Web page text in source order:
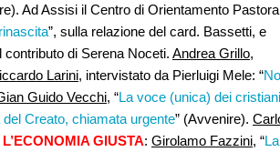
Ad Assisi il Centro di Orientamento
”, sulla relazione del card. Bassetti, e
contributo di Serena Noceti. Andrea Grillo,
Larini, intervistato da Pierluigi Mele: “
Guido Vecchi, “La voce (unica) dei cristiani
del Creato, chiamata urgente” (Avvenire).
L’ECONOMIA GIUSTA: Girolamo Fazzini, “La